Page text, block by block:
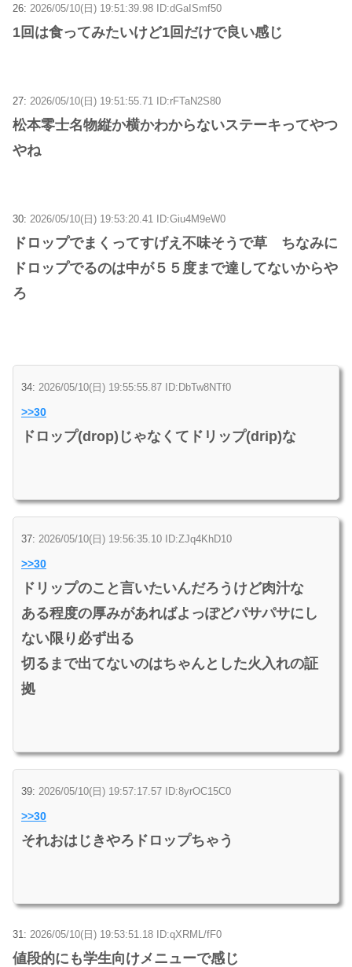
26: 2026/05/10(日) 19:51:39.98 ID:dGaISmf50
1回は食ってみたいけど1回だけで良い感じ
27: 2026/05/10(日) 19:51:55.71 ID:rFTaN2S80
松本零士名物縦か横かわからないステーキってやつ
やね
30: 2026/05/10(日) 19:53:20.41 ID:Giu4M9eW0
ドロップでまくってすげえ不味そうで草 ちなみに
ドロップでるのは中が５５度まで達してないからや
ろ
34: 2026/05/10(日) 19:55:55.87 ID:DbTw8NTf0
>>30
ドロップ(drop)じゃなくてドリップ(drip)な
37: 2026/05/10(日) 19:56:35.10 ID:ZJq4KhD10
>>30
ドリップのこと言いたいんだろうけど肉汁な
ある程度の厚みがあればよっぽどパサパサにし
ない限り必ず出る
切るまで出てないのはちゃんとした火入れの証
拠
39: 2026/05/10(日) 19:57:17.57 ID:8yrOC15C0
>>30
それおはじきやろドロップちゃう
31: 2026/05/10(日) 19:53:51.18 ID:qXRML/fF0
値段的にも学生向けメニューで感じ